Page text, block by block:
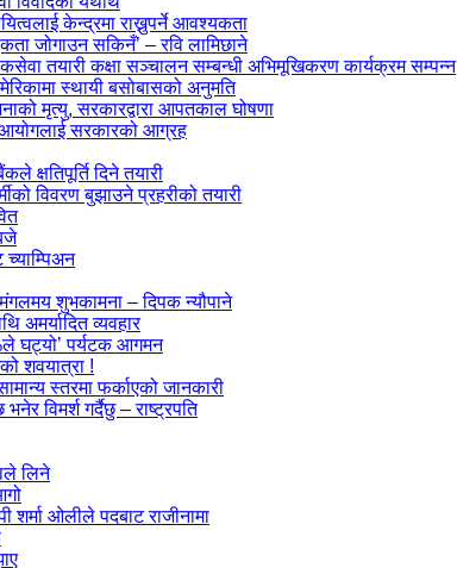
केन्द्रमा राख्नुपर्ने आवश्यकता
जोगाउन सकिनँ’ – रवि लामिछाने
तयारी कक्षा सञ्चालन सम्बन्धी अभिमूखिकरण कार्यक्रम सम्पन्न
स्थायी बसोबासको अनुमति
मृत्यु, सरकारद्वारा आपतकाल घोषणा
आयोगलाई सरकारको आग्रह
क्षतिपूर्ति दिने तयारी
विवरण बुझाउने प्रहरीको तयारी
शुभकामना – दिपक न्यौपाने
अमर्यादित व्यवहार
घट्यो’ पर्यटक आगमन
शवयात्रा !
स्तरमा फर्काएको जानकारी
विमर्श गर्दैछु – राष्ट्रपति
लिने
शर्मा ओलीले पदबाट ‍राजीनामा